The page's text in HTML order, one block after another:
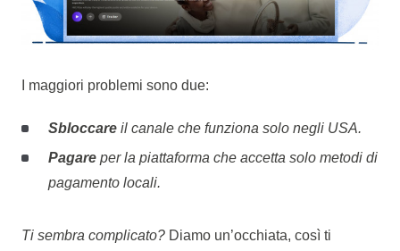
I maggiori problemi sono due:
Sbloccareil canale che funziona solo negli USA.
Pagareper la piattaforma che accetta solo metodi di
pagamento locali.
Ti sembra complicato?Diamo un’occhiata, così ti